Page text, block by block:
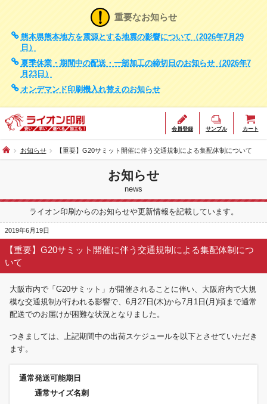
重要なお知らせ
熊本県熊本地方を震源とする地震の影響について（2026年7月29
日）
夏季休業・期間中の配送・一部加工の締切日のお知らせ（2026年7
月23日）
オンデマンド印刷機入れ替えのお知らせ
会員登録 サンプル カート
お知らせ 【重要】G20サミット開催に伴う交通規制による集配体制について
お知らせ
news
ライオン印刷からのお知らせや更新情報を記載しています。
2019年6月19日
【重要】G20サミット開催に伴う交通規制による集配体制につ
いて
大阪市内で「G20サミット」が開催されることに伴い、大阪府内で大規
模な交通規制が行われる影響で、6月27日(木)から7月1日(月)頃まで通常
配送でのお届けが困難な状況となりました。
つきましては、上記期間中の出荷スケジュールを以下とさせていただき
ます。
通常発送可能期日
通常サイズ名刺